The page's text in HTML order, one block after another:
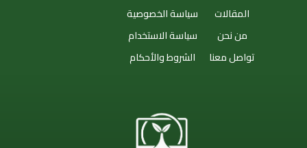
المقالات
من نحن
تواصل معنا
سياسة الخصوصية
سياسة الاستخدام
الشروط والأحكام